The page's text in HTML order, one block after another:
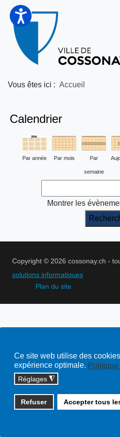
Ce site web utilise des
expérience optimale.
Réglages ◮
Refuser Accepter tous
Vous êtes ici : Accueil
Calendrier
Par année Par mois Par
semaine
Montrer les
Copyright © 2026 cossonay.ch -
solutions informatiques
Plan du site